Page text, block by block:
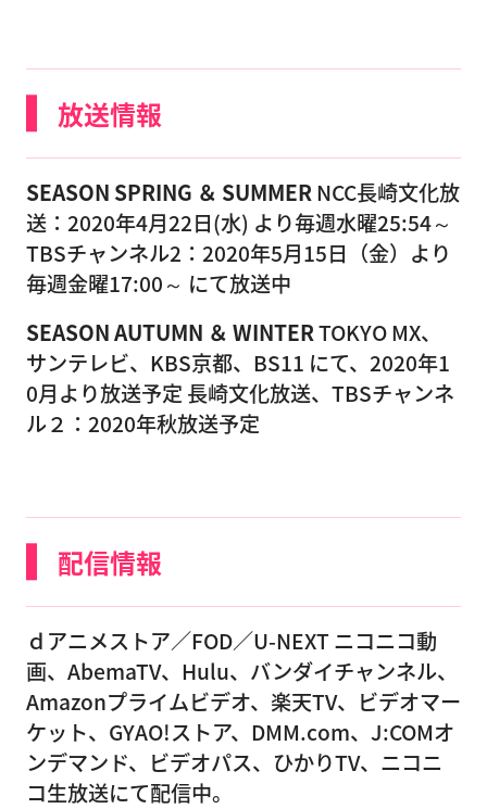
放送情報
SEASON SPRING ＆ SUMMERNCC長崎文化放
送：2020年4月22日(水) より毎週水曜25:54～
TBSチャンネル2：2020年5月15日（金）より
毎週金曜17:00～ にて放送中
SEASON AUTUMN ＆ WINTERTOKYO MX、
サンテレビ、KBS京都、BS11 にて、2020年1
0月より放送予定 長崎文化放送、TBSチャンネ
ル２：2020年秋放送予定
配信情報
ｄアニメストア／FOD／U-NEXT ニコニコ動
画、AbemaTV、Hulu、バンダイチャンネル、
Amazonプライムビデオ、楽天TV、ビデオマー
ケット、GYAO!ストア、DMM.com、J:COMオ
ンデマンド、ビデオパス、ひかりTV、ニコニ
コ生放送にて配信中。